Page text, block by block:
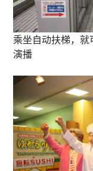
乘坐自动扶梯，
演播